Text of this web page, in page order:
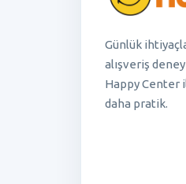
Günlük
alışveriş
Happy Center
daha pratik.